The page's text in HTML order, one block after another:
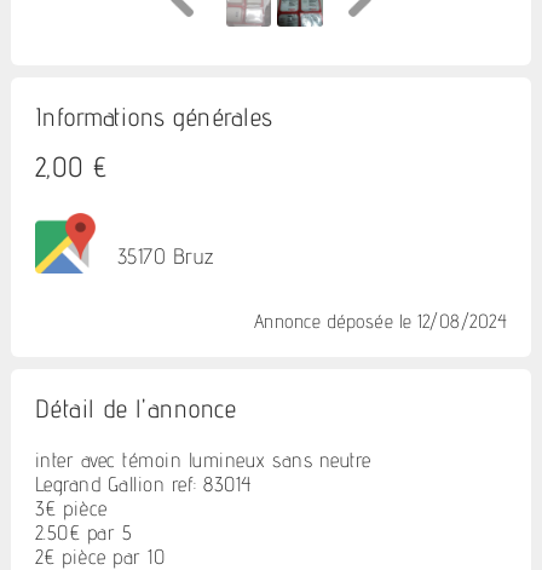
Informations générales
2,00 €
35170 Bruz
Annonce déposée le 12/08/2024
Détail de l'annonce
inter avec témoin lumineux sans neutre
Legrand Gallion ref: 83014
3€ pièce
2.50€ par 5
2€ pièce par 10